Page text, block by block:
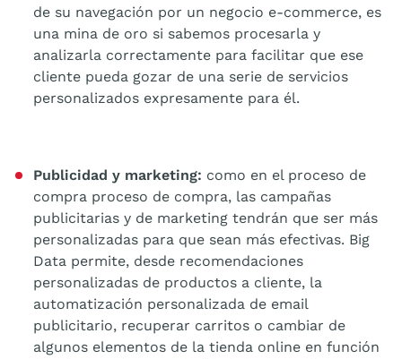
de su navegación por un negocio e-commerce, es
una mina de oro si sabemos procesarla y
analizarla correctamente para facilitar que ese
cliente pueda gozar de una serie de servicios
personalizados expresamente para él.
Publicidad y marketing: como en el proceso de
compra proceso de compra, las campañas
publicitarias y de marketing tendrán que ser más
personalizadas para que sean más efectivas. Big
Data permite, desde recomendaciones
personalizadas de productos a cliente, la
automatización personalizada de email
publicitario, recuperar carritos o cambiar de
algunos elementos de la tienda online en función